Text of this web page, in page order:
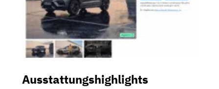
Ausstattungshighlights